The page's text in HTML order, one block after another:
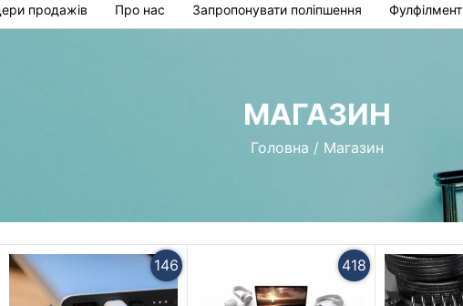
продажів Про нас Запропонувати поліпшення Фулфілмент
МАГАЗИН
Головна / Магазин
146 418